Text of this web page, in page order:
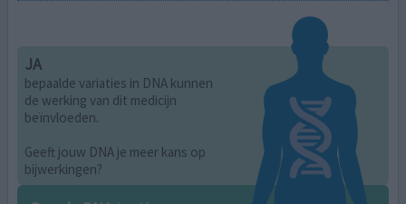
JA
bepaalde variaties in DNA kunnen
de werking van dit medicijn
beïnvloeden.
Geeft jouw DNA je meer kans op
bijwerkingen?